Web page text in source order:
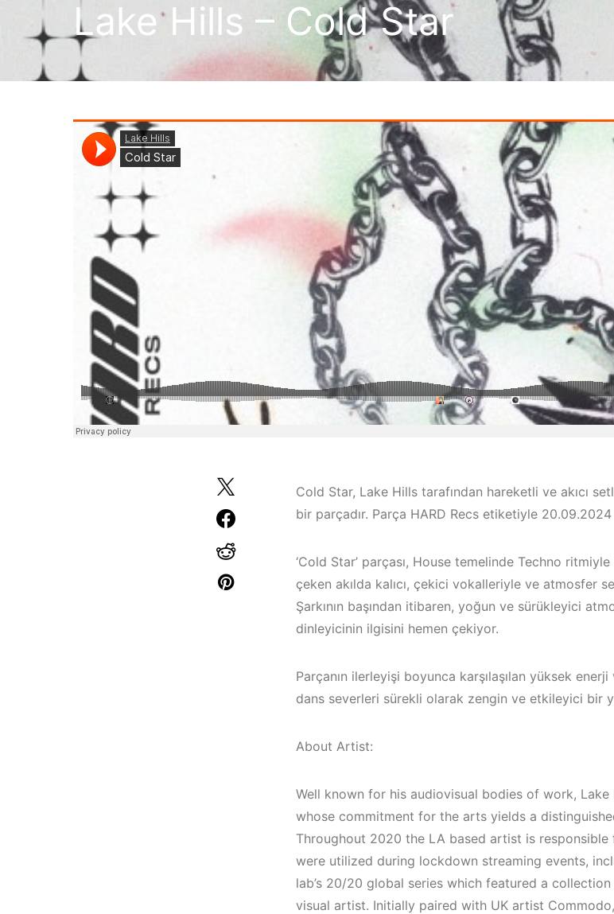
Elektronik Müzik
Mekanları 2023 –
Elektronik Müzik
Mekanları 2022 –
(House, Techno,
Lake Hills – Cold Star
Cold Star, Lake Hills tarafından hareketli ve akıcı
bir parçadır. Parça HARD Recs etiketiyle
‘Cold Star’ parçası, House temelinde Techno
çeken akılda kalıcı, çekici vokalleriyle ve atmosfer
Şarkının başından itibaren, yoğun ve sürükleyici
dinleyicinin ilgisini hemen çekiyor.
Parçanın ilerleyişi boyunca karşılaşılan yüksek
dans severleri sürekli olarak zengin ve etkileyici bir
About Artist:
Well known for his audiovisual bodies of work,
whose commitment for the arts yields a
Throughout 2020 the LA based artist is
were utilized during lockdown streaming events,
lab’s 20/20 global series which featured a
visual artist. Initially paired with UK artist